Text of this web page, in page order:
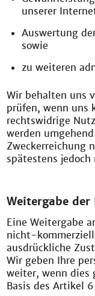
unserer
Auswertung
sowie
zu weiteren
Wir behalten uns
prüfen, wenn uns
rechtswidrige
werden
Zweckerreichung
spätestens jedoch
Weitergabe der
Eine Weitergabe
nicht-
ausdrückliche
Wir geben Ihre
weiter, wenn dies
Basis des Artikel